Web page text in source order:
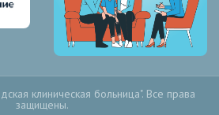
клиническая больница". Все права
защищены.